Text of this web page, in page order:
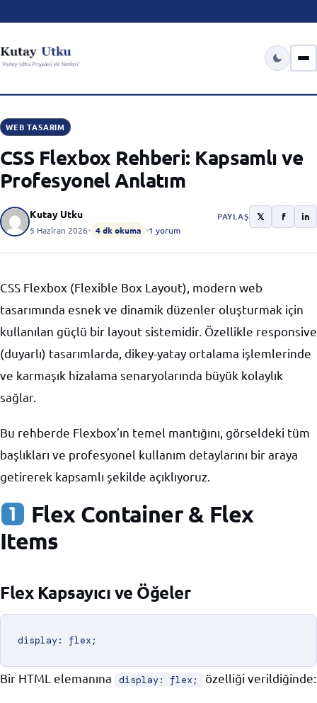
WEB TASARIM
CSS Flexbox Rehberi: Kapsamlı ve
Profesyonel Anlatım
Kutay Utku
5 Haziran 2026• 4 dk okuma •1 yorum
PAYLAŞ 𝕏 f in
CSS Flexbox (Flexible Box Layout), modern web
tasarımında esnek ve dinamik düzenler oluşturmak için
kullanılan güçlü bir layout sistemidir. Özellikle responsive
(duyarlı) tasarımlarda, dikey-yatay ortalama işlemlerinde
ve karmaşık hizalama senaryolarında büyük kolaylık
sağlar.
Bu rehberde Flexbox’ın temel mantığını, görseldeki tüm
başlıkları ve profesyonel kullanım detaylarını bir araya
getirerek kapsamlı şekilde açıklıyoruz.
Flex Container & Flex
Items
Flex Kapsayıcı ve Öğeler
Bir HTML elemanına display: flex; özelliği verildiğinde: